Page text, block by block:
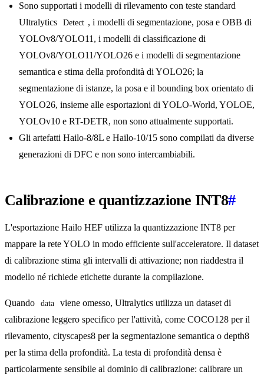
Sono supportati i modelli di rilevamento con teste standard
Ultralytics
Detect , i modelli di segmentazione, posa e OBB di
YOLOv8/YOLO11, i modelli di classificazione di
YOLOv8/YOLO11/YOLO26 e i modelli di segmentazione
semantica e stima della profondità di YOLO26; la
segmentazione di istanze, la posa e il bounding box orientato di
YOLO26, insieme alle esportazioni di YOLO-World, YOLOE,
YOLOv10 e RT-DETR, non sono attualmente supportati.
Gli artefatti Hailo-8/8L e Hailo-10/15 sono compilati da diverse
generazioni di DFC e non sono intercambiabili.
Calibrazione e quantizzazione INT8#
L'esportazione Hailo HEF utilizza la quantizzazione INT8 per
mappare la rete YOLO in modo efficiente sull'acceleratore. Il dataset
di calibrazione stima gli intervalli di attivazione; non riaddestra il
modello né richiede etichette durante la compilazione.
Quando data
viene omesso, Ultralytics utilizza un dataset di
calibrazione leggero specifico per l'attività, come COCO128 per il
rilevamento, cityscapes8 per la segmentazione semantica o depth8
per la stima della profondità. La testa di profondità densa è
particolarmente sensibile al dominio di calibrazione: calibrare un